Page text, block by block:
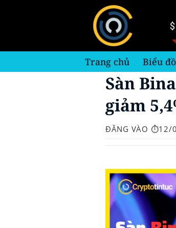
Trang chủ Biểu đồ
Sàn
giảm
ĐĂNG VÀO ⏱️12/